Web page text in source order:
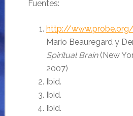
Fuentes:
http://
Mario Beauregard y
Spiritual Brain(New
2007)
Ibid.
Ibid.
Ibid.